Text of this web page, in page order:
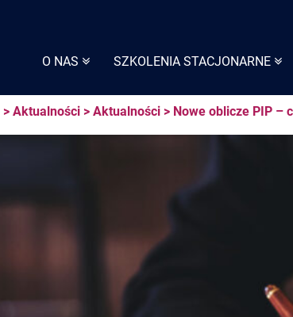
O NAS SZKOLENIA STACJONARNE
> Aktualności > Aktualności > Nowe oblicze PIP –